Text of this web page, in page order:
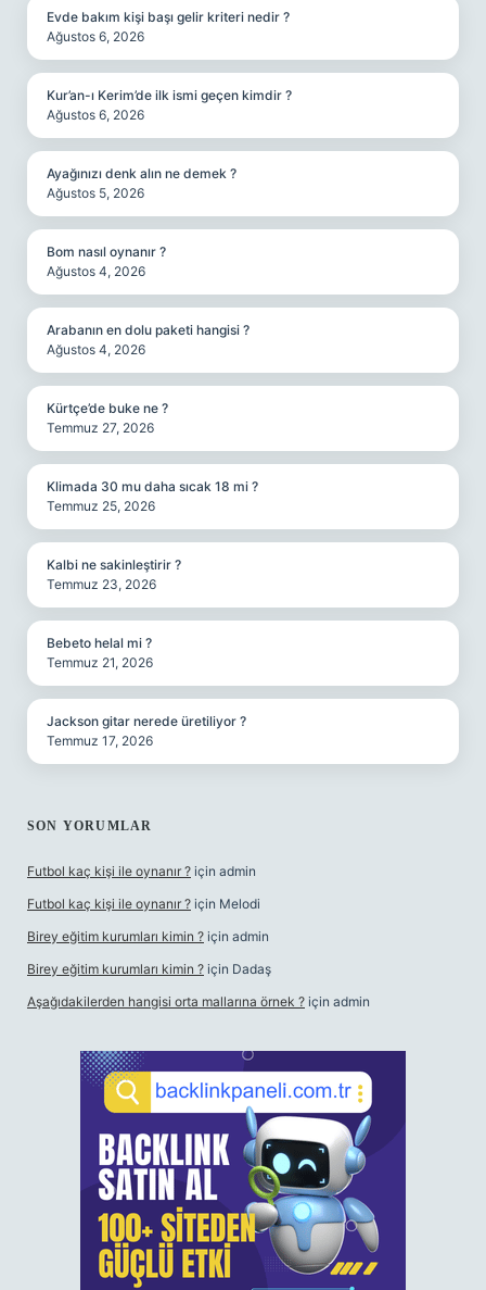
Evde bakım kişi başı gelir kriteri nedir ?
Ağustos 6, 2026
Kur’an-ı Kerim’de ilk ismi geçen kimdir ?
Ağustos 6, 2026
Ayağınızı denk alın ne demek ?
Ağustos 5, 2026
Bom nasıl oynanır ?
Ağustos 4, 2026
Arabanın en dolu paketi hangisi ?
Ağustos 4, 2026
Kürtçe’de buke ne ?
Temmuz 27, 2026
Klimada 30 mu daha sıcak 18 mi ?
Temmuz 25, 2026
Kalbi ne sakinleştirir ?
Temmuz 23, 2026
Bebeto helal mi ?
Temmuz 21, 2026
Jackson gitar nerede üretiliyor ?
Temmuz 17, 2026
SON YORUMLAR
Futbol kaç kişi ile oynanır ? için admin
Futbol kaç kişi ile oynanır ? için Melodi
Birey eğitim kurumları kimin ? için admin
Birey eğitim kurumları kimin ? için Dadaş
Aşağıdakilerden hangisi orta mallarına örnek ? için admin